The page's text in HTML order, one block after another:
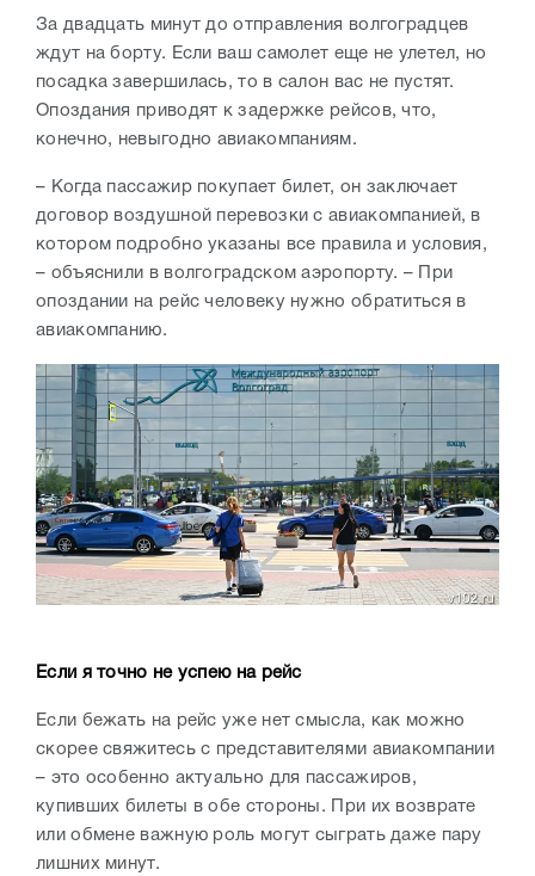
За двадцать минут до отправления волгоградцев
ждут на борту. Если ваш самолет еще не улетел, но
посадка завершилась, то в салон вас не пустят.
Опоздания приводят к задержке рейсов, что,
конечно, невыгодно авиакомпаниям.
– Когда пассажир покупает билет, он заключает
договор воздушной перевозки с авиакомпанией, в
котором подробно указаны все правила и условия,
– объяснили в волгоградском аэропорту. – При
опоздании на рейс человеку нужно обратиться в
авиакомпанию.
Если я точно не успею на рейс
Если бежать на рейс уже нет смысла, как можно
скорее свяжитесь с представителями авиакомпании
– это особенно актуально для пассажиров,
купивших билеты в обе стороны. При их возврате
или обмене важную роль могут сыграть даже пару
лишних минут.